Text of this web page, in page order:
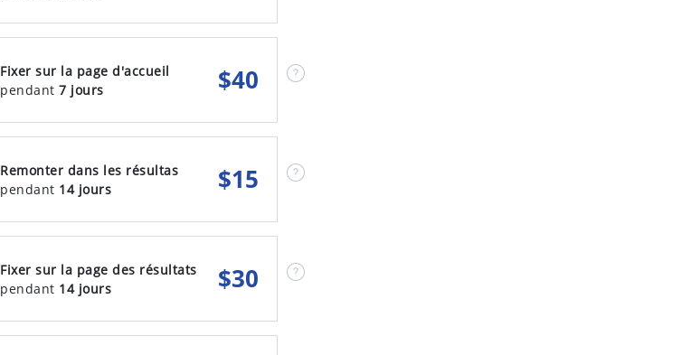
Fixer sur la page d'accueil
pendant 7 jours $40
Remonter dans les résultas
pendant 14 jours $15
Fixer sur la page des résultats
pendant 14 jours $30